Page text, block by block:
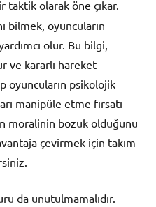
taktik olarak öne çıkar.
bilmek, oyuncuların
olur. Bu bilgi,
ve kararlı hareket
oyuncuların psikolojik
manipüle etme fırsatı
moralinin bozuk olduğunu
çevirmek için takım
da unutulmamalıdır.